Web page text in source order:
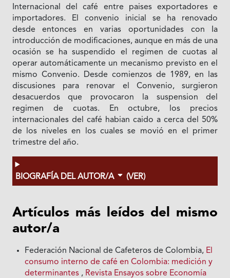
Internacional del café entre paises exportadores e
importadores. El convenio inicial se ha renovado
desde entonces en varias oportunidades con Ia
introducción de modificaciones, aunque en más de una
ocasión se ha suspendido el regimen de cuotas al
operar automáticamente un mecanismo previsto en el
mismo Convenio. Desde comienzos de 1989, en las
discusiones para renovar el Convenio, surgieron
desacuerdos que provocaron la suspension del
regimen de cuotas. En octubre, los precios
internacionales del café habian caido a cerca del 50%
de los niveles en los cuales se movió en el primer
trimestre del año.
BIOGRAFÍA DEL AUTOR/A (VER)
Artículos más leídos del mismo
autor/a
Federación Nacional de Cafeteros de Colombia, El
consumo interno de café en Colombia: medición y
determinantes , Revista Ensayos sobre Economía